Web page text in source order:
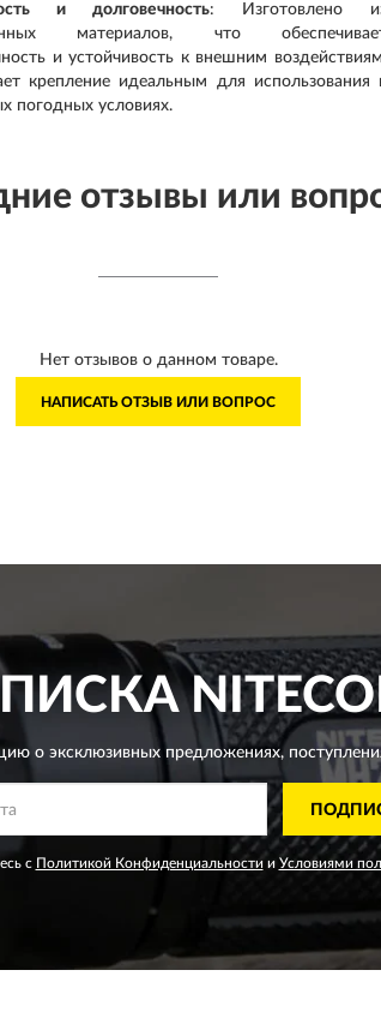
и долговечность: Изготовлено
материалов, что
и устойчивость к внешним
крепление идеальным для использования
погодных условиях.
отзывы или
Нет отзывов о данном товаре.
НАПИСАТЬ ОТЗЫВ ИЛИ ВОПРОС
о эксклюзивных предложениях,
с Политикой Конфиденциальности и Условиями